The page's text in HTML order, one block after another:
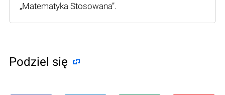
„Matematyka Stosowana”.
Podziel się